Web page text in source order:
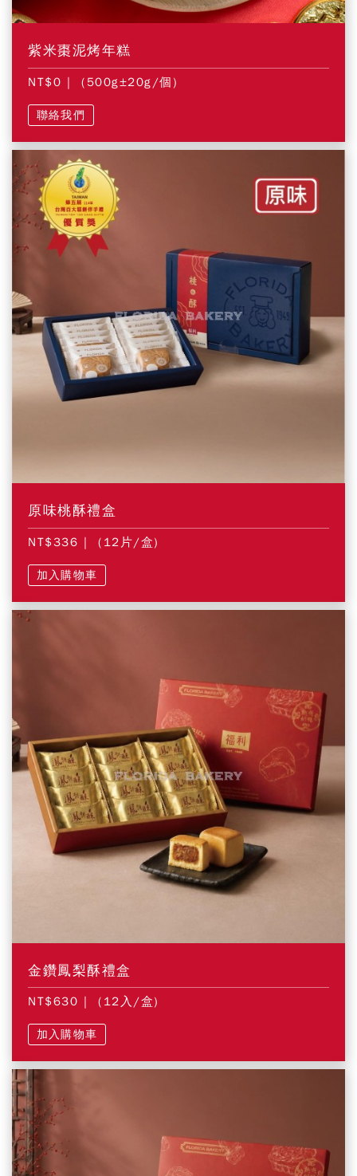
紫米棗泥烤年糕
NT$0 | (500g±20g/個)
聯絡我們
原味桃酥禮盒
NT$336 | (12片/盒)
加入購物車
金鑽鳳梨酥禮盒
NT$630 | (12入/盒)
加入購物車